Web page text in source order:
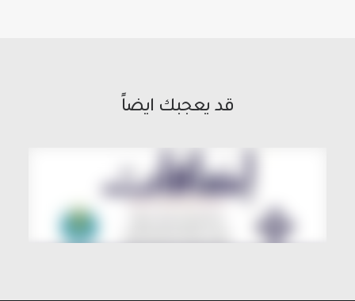
قد يعجبك ايضاً